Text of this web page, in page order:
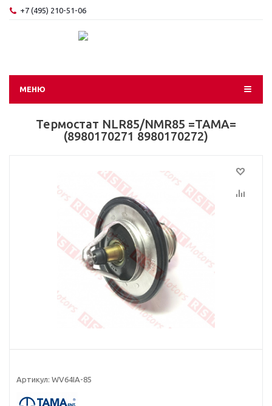
+7 (495) 210-51-06
МЕНЮ
Термостат NLR85/NMR85 =TAMA=
(8980170271 8980170272)
Артикул: WV64IA-85